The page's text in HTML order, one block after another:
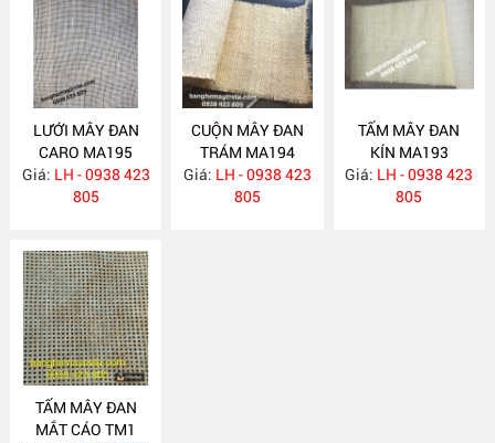
LƯỚI MÂY ĐAN
CARO MA195
Giá: LH - 0938 423
805
CUỘN MÂY ĐAN
TRÁM MA194
Giá: LH - 0938 423
805
TẤM MÂY ĐAN
KÍN MA193
Giá: LH - 0938 423
805
TẤM MÂY ĐAN
MẮT CÁO TM1